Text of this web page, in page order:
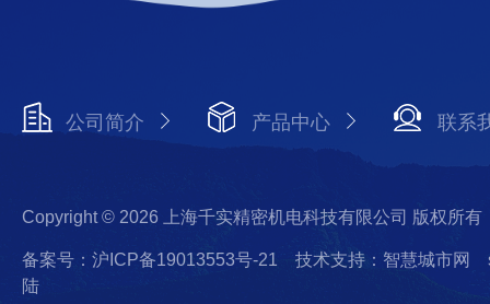
公司简介 产品中心 联系
Copyright © 2026 上海千实精密机电科技有限公司 版权所有
备案号：沪ICP备19013553号-21 技术支持：智慧城市网
陆